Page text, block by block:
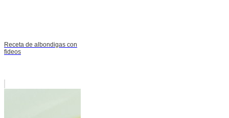
Receta de albondigas con
fideos